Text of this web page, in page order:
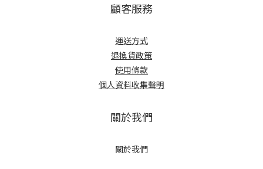
顧客服務
運送方式
退換貨政策
使用條款
個人資料收集聲明
關於我們
關於我們